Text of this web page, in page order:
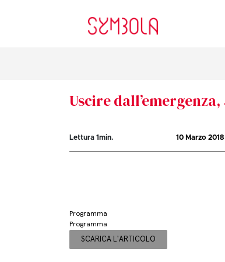
Uscire
Lettura1min. 10 Marzo 2018
Programma
Programma
SCARICA L'ARTICOLO